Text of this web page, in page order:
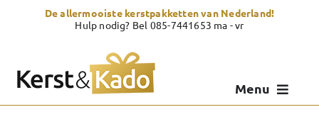
De allermooiste kerstpakketten van Nederland!
Hulp nodig? Bel 085-7441653 ma - vr
Menu